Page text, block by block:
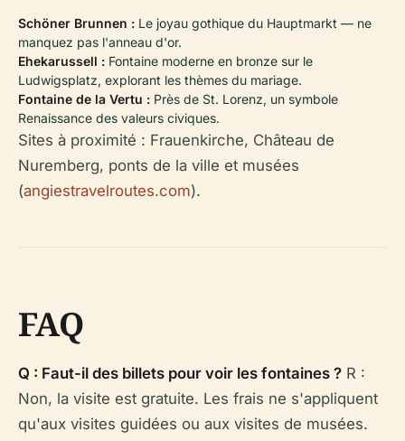
Schöner Brunnen : Le joyau gothique du Hauptmarkt — ne
manquez pas l'anneau d'or.
Ehekarussell : Fontaine moderne en bronze sur le
Ludwigsplatz, explorant les thèmes du mariage.
Fontaine de la Vertu : Près de St. Lorenz, un symbole
Renaissance des valeurs civiques.
Sites à proximité : Frauenkirche, Château de
Nuremberg, ponts de la ville et musées
(angiestravelroutes.com).
FAQ
Q : Faut-il des billets pour voir les fontaines ? R :
Non, la visite est gratuite. Les frais ne s'appliquent
qu'aux visites guidées ou aux visites de musées.